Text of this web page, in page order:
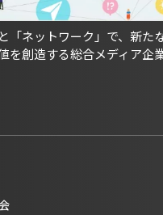
「ネットワーク」で、新た
を創造する総合メディア企